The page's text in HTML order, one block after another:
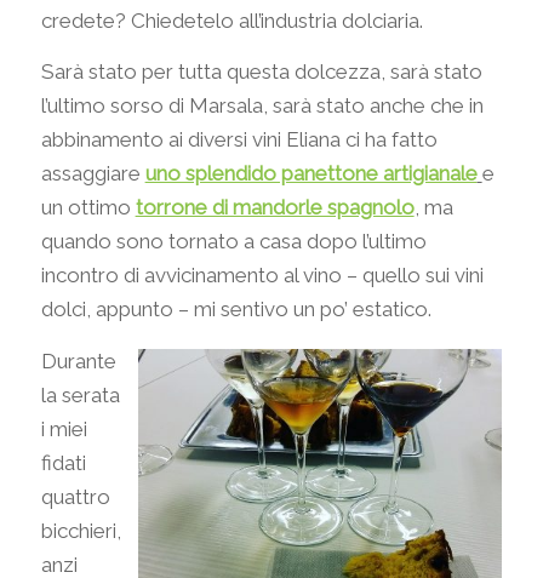
credete? Chiedetelo all’industria dolciaria.
Sarà stato per tutta questa dolcezza, sarà stato
l’ultimo sorso di Marsala, sarà stato anche che in
abbinamento ai diversi vini Eliana ci ha fatto
assaggiare uno splendido panettone artigianale e
un ottimo torrone di mandorle spagnolo, ma
quando sono tornato a casa dopo l’ultimo
incontro di avvicinamento al vino – quello sui vini
dolci, appunto – mi sentivo un po’ estatico.
Durante
la serata
i miei
fidati
quattro
bicchieri,
anzi